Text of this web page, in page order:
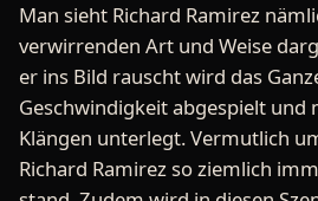
Man sieht Richard Ramirez
verwirrenden Art und Weise
er ins Bild rauscht wird das
Geschwindigkeit abgespielt und
Klängen unterlegt. Vermutlich
Richard Ramirez so ziemlich